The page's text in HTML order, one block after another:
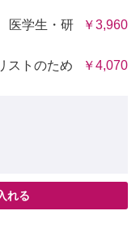
医学生・研
￥3,960
ストのため
￥4,070
れる